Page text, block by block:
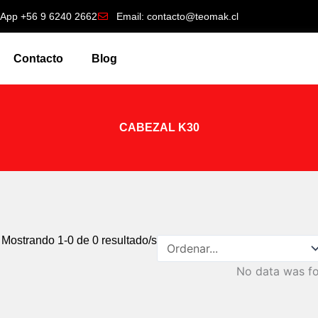
+56 9 6240 2662 Email: contacto@teomak.cl
Contacto Blog
CABEZAL K30
Mostrando 1-0 de0 resultado/s
No data was